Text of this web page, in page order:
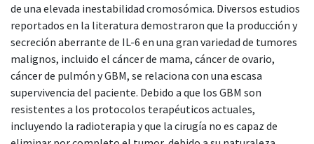
de una elevada inestabilidad cromosómica. Diversos estudios
reportados en la literatura demostraron que la producción y
secreción aberrante de IL-6 en una gran variedad de tumores
malignos, incluido el cáncer de mama, cáncer de ovario,
cáncer de pulmón y GBM, se relaciona con una escasa
supervivencia del paciente. Debido a que los GBM son
resistentes a los protocolos terapéuticos actuales,
incluyendo la radioterapia y que la cirugía no es capaz de